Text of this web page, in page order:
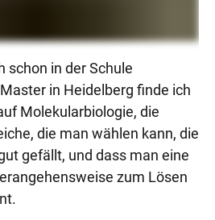
schon in der Schule
in Heidelberg finde ich
Molekularbiologie, die
die man wählen kann, die
gefällt, und dass man eine
zum Lösen